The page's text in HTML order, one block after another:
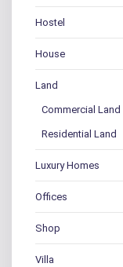
Hostel
House
Land
Commercial Land
Residential Land
Luxury Homes
Offices
Shop
Villa